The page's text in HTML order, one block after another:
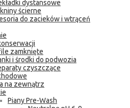
dystansowe
ścierne
do zacieków i wtrąceń
zamknięte
i środki do podwozia
czyszczące
na zewnątrz
Piany Pre-Wash